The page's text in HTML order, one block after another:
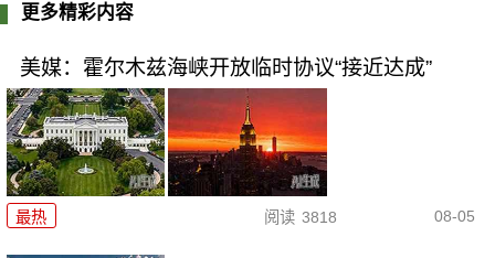
更多精彩内容
美媒：霍尔木兹海峡开放临时协议“接近达成”
最热 阅读 3818 08-05